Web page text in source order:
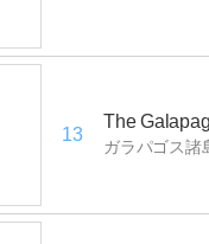
13
The
ガラパゴス諸